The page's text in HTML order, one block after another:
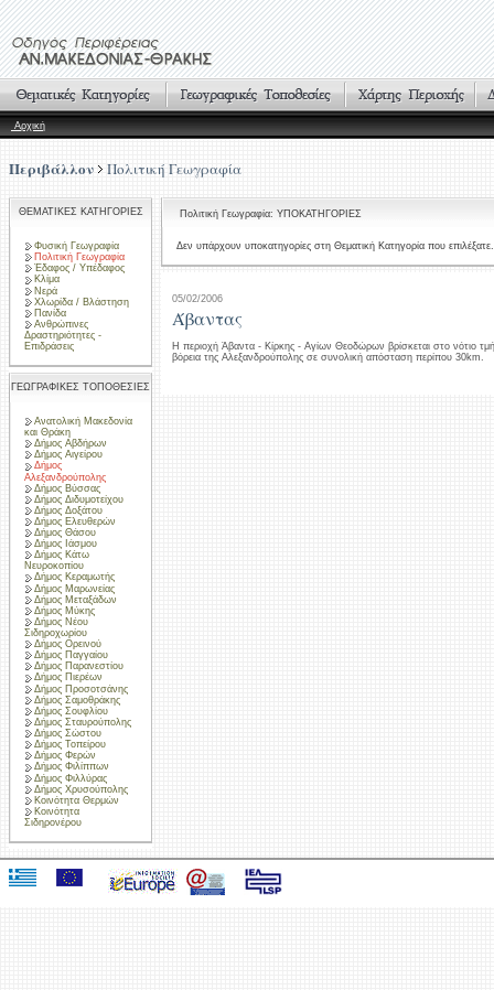
Αρχική
Περιβάλλον Πολιτική Γεωγραφία
ΘΕΜΑΤΙΚΕΣ ΚΑΤΗΓΟΡΙΕΣ
Φυσική Γεωγραφία
Πολιτική Γεωγραφία
Έδαφος / Υπέδαφος
Κλίμα
Νερά
Χλωρίδα / Βλάστηση
Πανίδα
Ανθρώπινες
Δραστηριότητες -
Επιδράσεις
ΓΕΩΓΡΑΦΙΚΕΣ ΤΟΠΟΘΕΣΙΕΣ
Ανατολική Μακεδονία
και Θράκη
Δήμος Αβδήρων
Δήμος Αιγείρου
Δήμος
Αλεξανδρούπολης
Δήμος Βύσσας
Δήμος Διδυμοτείχου
Δήμος Δοξάτου
Δήμος Ελευθερών
Δήμος Θάσου
Δήμος Ιάσμου
Δήμος Κάτω
Νευροκοπίου
Δήμος Κεραμωτής
Δήμος Μαρωνείας
Δήμος Μεταξάδων
Δήμος Μύκης
Δήμος Νέου
Σιδηροχωρίου
Δήμος Ορεινού
Δήμος Παγγαίου
Δήμος Παρανεστίου
Δήμος Πιερέων
Δήμος Προσοτσάνης
Δήμος Σαμοθράκης
Δήμος Σουφλίου
Δήμος Σταυρούπολης
Δήμος Σώστου
Δήμος Τοπείρου
Δήμος Φερών
Δήμος Φιλίππων
Δήμος Φιλλύρας
Δήμος Χρυσούπολης
Κοινότητα Θερμών
Κοινότητα
Σιδηρονέρου
Πολιτική Γεωγραφία: ΥΠΟΚΑΤΗΓΟΡΙΕΣ
Δεν υπάρχουν υποκατηγορίες στη Θεματική Κατηγορία που επιλέξατε.
05/02/2006
Άβαντας
Η περιοχή Άβαντα - Κίρκης - Αγίων Θεοδώρων βρίσκεται στο νότιο
βόρεια της Αλεξανδρούπολης σε συνολική απόσταση περίπου 30km.